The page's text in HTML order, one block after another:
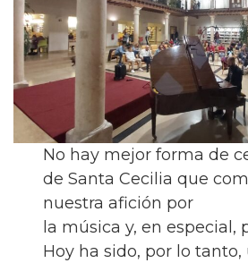
No hay mejor forma de
de Santa Cecilia que
nuestra afición por
la música y, en especial,
Hoy ha sido, por lo